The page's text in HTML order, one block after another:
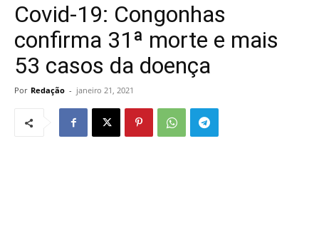
Covid-19: Congonhas
confirma 31ª morte e mais
53 casos da doença
Por Redação - janeiro 21, 2021